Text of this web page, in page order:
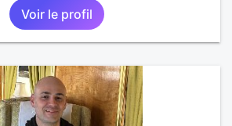
Voir le profil